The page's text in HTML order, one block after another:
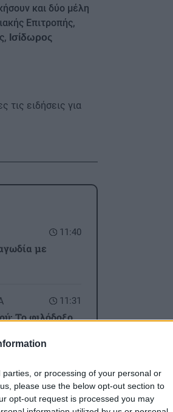
or processing of your personal or
please use the below opt-out section to
opt-out request is processed you may
και δύο μέλη
Επιτροπής,
Ισίδωρος
τις ειδήσεις για
11:40
με
11:31
Το φιλόδοξο
11:20
Κυριάκου